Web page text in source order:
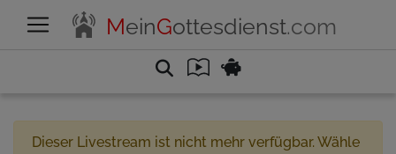
MeinGottesdienst.com
Dieser Livestream ist nicht mehr verfügbar. Wähle